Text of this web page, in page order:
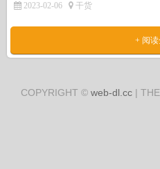
2023-02-06 干货
+ 阅读
COPYRIGHT © web-dl.cc |